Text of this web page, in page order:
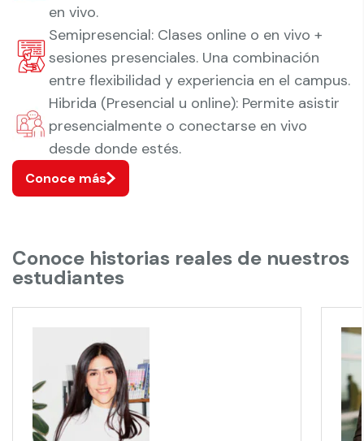
en vivo.
Semipresencial: Clases online o en vivo +
sesiones presenciales. Una combinación
entre flexibilidad y experiencia en el campus.
Hibrida (Presencial u online): Permite asistir
presencialmente o conectarse en vivo
desde donde estés.
Conoce más
Conoce historias reales de nuestros
estudiantes